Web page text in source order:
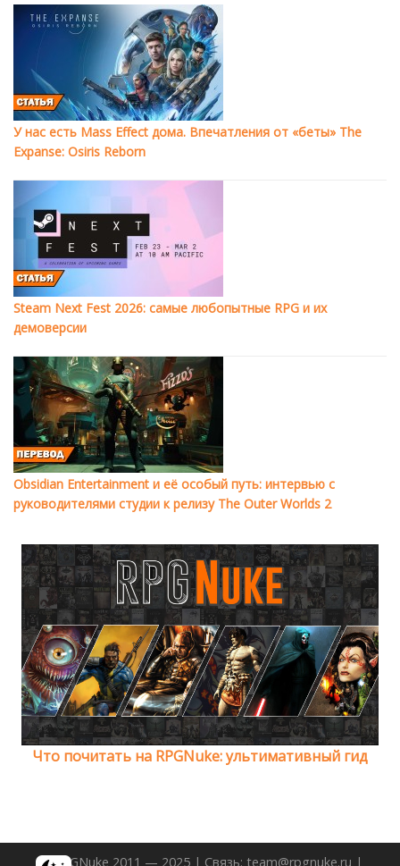
У нас есть Mass Effect дома. Впечатления от «беты» The
Expanse: Osiris Reborn
Steam Next Fest 2026: самые любопытные RPG и их
демоверсии
Obsidian Entertainment и её особый путь: интервью с
руководителями студии к релизу The Outer Worlds 2
Что почитать на RPGNuke: ультимативный гид
© RPGNuke 2011 — 2025 | Связь: team@rpgnuke.ru |